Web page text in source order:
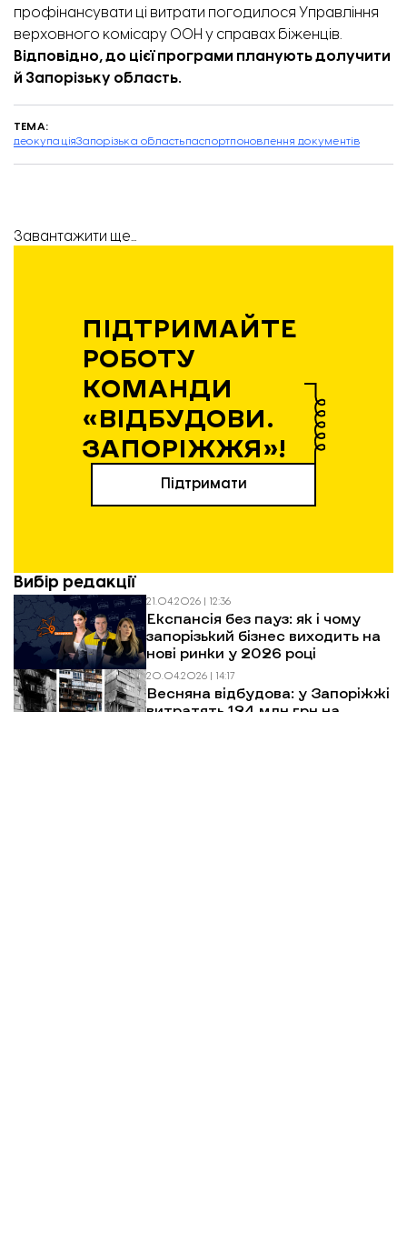
профінансувати ці витрати погодилося Управління
верховного комісару ООН у справах біженців.
Відповідно, до цієї програми планують долучити
й Запорізьку область.
ТЕМА:
деокупаціяЗапорізька областьпаспортпоновлення документів
Завантажити ще...
ПІДТРИМАЙТЕ
РОБОТУ
КОМАНДИ
«ВІДБУДОВИ.
ЗАПОРІЖЖЯ»!
Підтримати
Вибір редакції
21.04.2026 | 12:36
Експансія без пауз: як і чому
запорізький бізнес виходить на
нові ринки у 2026 році
20.04.2026 | 14:17
Весняна відбудова: у Запоріжжі
витратять 124 млн грн на